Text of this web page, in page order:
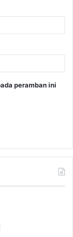
peramban ini